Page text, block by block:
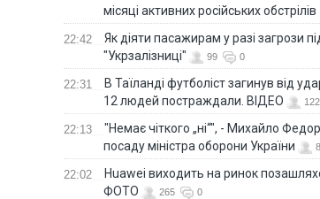
місяці активних російських
22:42
Як діяти пасажирам у разі загрози
"Укрзалізниці"
99 0
22:31
В Таїланді футболіст загинув від
12 людей постраждали. ВІДЕО
122
22:13
"Немає чіткого „ні“", - Михайло
посаду міністра оборони України
22:02
Huawei виходить на ринок
ФОТО
265 0